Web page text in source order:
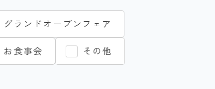
グランドオープンフェア
お食事会 その他